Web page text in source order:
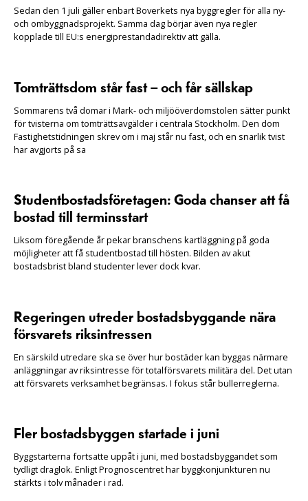
Sedan den 1 juli gäller enbart Boverkets nya byggregler för alla ny-
och ombyggnadsprojekt. Samma dag börjar även nya regler
kopplade till EU:s energiprestandadirektiv att gälla.
Tomträttsdom står fast – och får sällskap
Sommarens två domar i Mark- och miljööverdomstolen sätter punkt
för tvisterna om tomträttsavgälder i centrala Stockholm. Den dom
Fastighetstidningen skrev om i maj står nu fast, och en snarlik tvist
har avgjorts på sa
Studentbostadsföretagen: Goda chanser att få
bostad till terminsstart
Liksom föregående år pekar branschens kartläggning på goda
möjligheter att få studentbostad till hösten. Bilden av akut
bostadsbrist bland studenter lever dock kvar.
Regeringen utreder bostadsbyggande nära
försvarets riksintressen
En särskild utredare ska se över hur bostäder kan byggas närmare
anläggningar av riksintresse för totalförsvarets militära del. Det utan
att försvarets verksamhet begränsas. I fokus står bullerreglerna.
Fler bostadsbyggen startade i juni
Byggstarterna fortsatte uppåt i juni, med bostadsbyggandet som
tydligt draglok. Enligt Prognoscentret har byggkonjunkturen nu
stärkts i tolv månader i rad.